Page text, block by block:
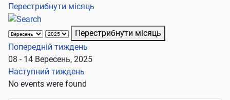
Перестрибнути місяць
Перестрибнути місяць
Попередній тиждень
08 - 14 Вересень, 2025
Наступний тиждень
No events were found